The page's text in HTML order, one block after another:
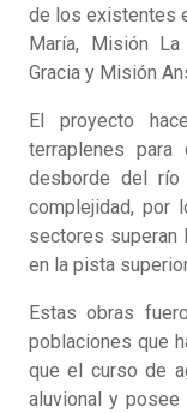
de los existentes
María, Misión
Gracia y Misión
El proyecto
terraplenes
desborde del
complejidad, por
sectores
en la pista
Estas obras
poblaciones que
que el curso de
aluvional y